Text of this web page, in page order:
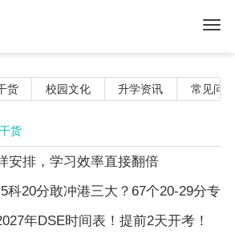
货 校园文化 升学资讯 常见问题
货
安排，学习效率直接翻倍
科20分敢冲港三大？67个20-29分专
年DSE时间表！提前2天开考！